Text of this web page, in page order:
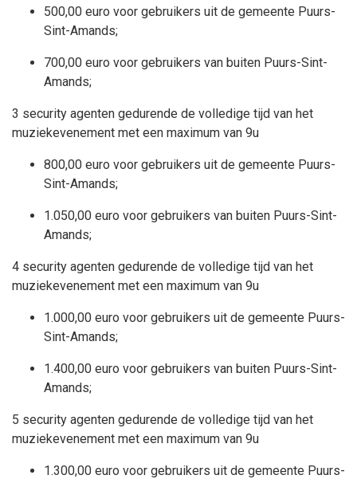
500,00 euro voor gebruikers uit de gemeente Puurs-
Sint-Amands;
700,00 euro voor gebruikers van buiten Puurs-Sint-
Amands;
3 security agenten gedurende de volledige tijd van het
muziekevenement met een maximum van 9u
800,00 euro voor gebruikers uit de gemeente Puurs-
Sint-Amands;
1.050,00 euro voor gebruikers van buiten Puurs-Sint-
Amands;
4 security agenten gedurende de volledige tijd van het
muziekevenement met een maximum van 9u
1.000,00 euro voor gebruikers uit de gemeente Puurs-
Sint-Amands;
1.400,00 euro voor gebruikers van buiten Puurs-Sint-
Amands;
5 security agenten gedurende de volledige tijd van het
muziekevenement met een maximum van 9u
1.300,00 euro voor gebruikers uit de gemeente Puurs-